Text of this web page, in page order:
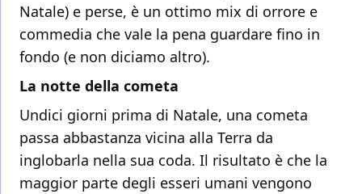
Natale) e perse, è un ottimo mix di orrore e
commedia che vale la pena guardare fino in
fondo (e non diciamo altro).
La notte della cometa
Undici giorni prima di Natale, una cometa
passa abbastanza vicina alla Terra da
inglobarla nella sua coda. Il risultato è che la
maggior parte degli esseri umani vengono